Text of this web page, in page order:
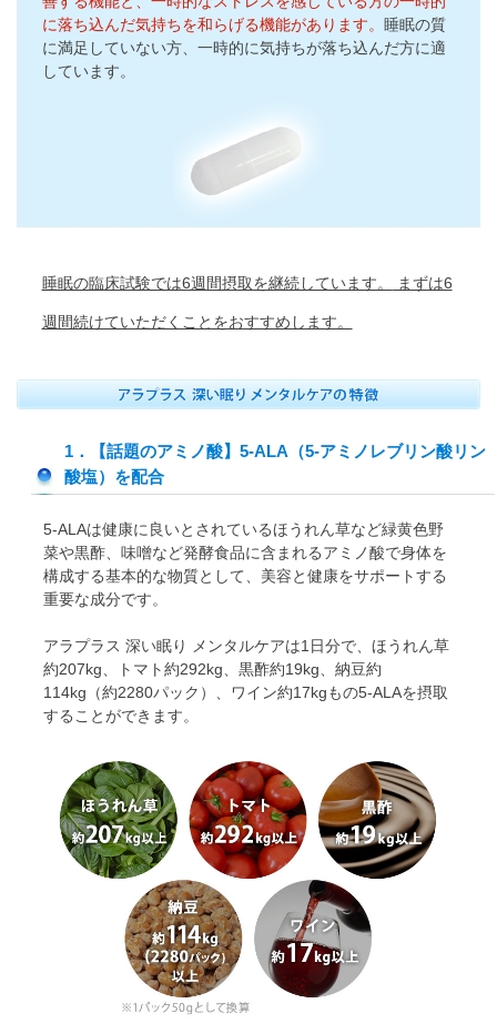
に落ち込んだ気持ちを和らげる機能があります。 睡眠の質
に満足していない方、一時的に気持ちが落ち込んだ方に適
しています。
睡眠の臨床試験では6週間摂取を継続しています。 まずは6
週間続けていただくことをおすすめします。
1．【話題のアミノ酸】5-ALA（5-アミノレブリン酸リン
酸塩）を配合
5-ALAは健康に良いとされているほうれん草など緑黄色野
菜や黒酢、味噌など発酵食品に含まれるアミノ酸で身体を
構成する基本的な物質として、美容と健康をサポートする
重要な成分です。
アラプラス 深い眠り メンタルケアは1日分で、ほうれん草
約207kg、トマト約292kg、黒酢約19kg、納豆約
114kg（約2280パック）、ワイン約17kgもの5-ALAを摂取
することができます。